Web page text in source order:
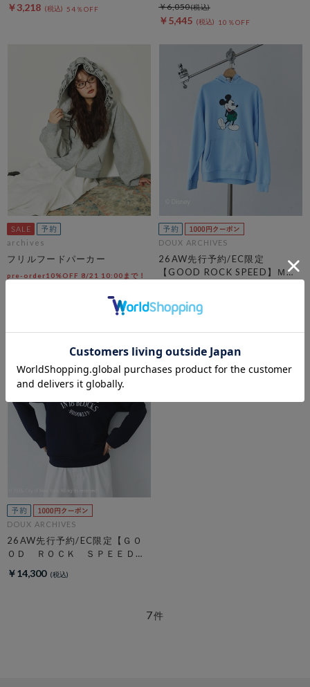
￥3,218 54％OFF
￥5,445 10％OFF
￥6,050
archives
フリルフードパーカー
pre-order10%OFF 8/21 10:00まで！
DOUX ARCHIVES
26AW先行予約/EC限定
【GOOD ROCK SPEED】ＭＩ
DOUX ARCHIVES
26AW先行予約/EC限定【ＧＯ
ＯＤ ＲＯＣＫ ＳＰＥＥＤ】
￥14,300
7件